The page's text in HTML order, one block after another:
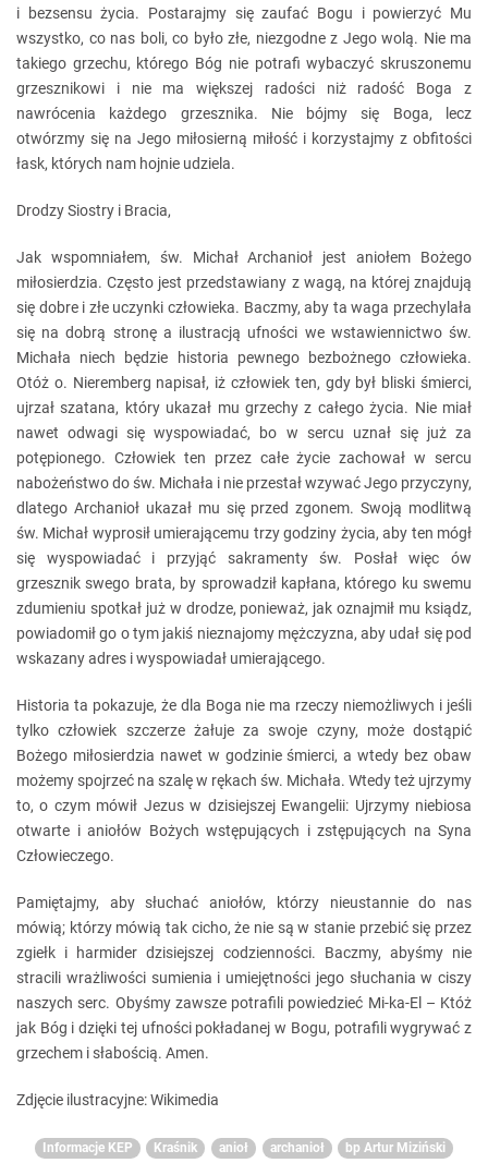
i bezsensu życia. Postarajmy się zaufać Bogu i powierzyć Mu
wszystko, co nas boli, co było złe, niezgodne z Jego wolą. Nie ma
takiego grzechu, którego Bóg nie potrafi wybaczyć skruszonemu
grzesznikowi i nie ma większej radości niż radość Boga z
nawrócenia każdego grzesznika. Nie bójmy się Boga, lecz
otwórzmy się na Jego miłosierną miłość i korzystajmy z obfitości
łask, których nam hojnie udziela.
Drodzy Siostry i Bracia,
Jak wspomniałem, św. Michał Archanioł jest aniołem Bożego
miłosierdzia. Często jest przedstawiany z wagą, na której znajdują
się dobre i złe uczynki człowieka. Baczmy, aby ta waga przechylała
się na dobrą stronę a ilustracją ufności we wstawiennictwo św.
Michała niech będzie historia pewnego bezbożnego człowieka.
Otóż o. Nieremberg napisał, iż człowiek ten, gdy był bliski śmierci,
ujrzał szatana, który ukazał mu grzechy z całego życia. Nie miał
nawet odwagi się wyspowiadać, bo w sercu uznał się już za
potępionego. Człowiek ten przez całe życie zachował w sercu
nabożeństwo do św. Michała i nie przestał wzywać Jego przyczyny,
dlatego Archanioł ukazał mu się przed zgonem. Swoją modlitwą
św. Michał wyprosił umierającemu trzy godziny życia, aby ten mógł
się wyspowiadać i przyjąć sakramenty św. Posłał więc ów
grzesznik swego brata, by sprowadził kapłana, którego ku swemu
zdumieniu spotkał już w drodze, ponieważ, jak oznajmił mu ksiądz,
powiadomił go o tym jakiś nieznajomy mężczyzna, aby udał się pod
wskazany adres i wyspowiadał umierającego.
Historia ta pokazuje, że dla Boga nie ma rzeczy niemożliwych i jeśli
tylko człowiek szczerze żałuje za swoje czyny, może dostąpić
Bożego miłosierdzia nawet w godzinie śmierci, a wtedy bez obaw
możemy spojrzeć na szalę w rękach św. Michała. Wtedy też ujrzymy
to, o czym mówił Jezus w dzisiejszej Ewangelii: Ujrzymy niebiosa
otwarte i aniołów Bożych wstępujących i zstępujących na Syna
Człowieczego.
Pamiętajmy, aby słuchać aniołów, którzy nieustannie do nas
mówią; którzy mówią tak cicho, że nie są w stanie przebić się przez
zgiełk i harmider dzisiejszej codzienności. Baczmy, abyśmy nie
stracili wrażliwości sumienia i umiejętności jego słuchania w ciszy
naszych serc. Obyśmy zawsze potrafili powiedzieć Mi-ka-El – Któż
jak Bóg i dzięki tej ufności pokładanej w Bogu, potrafili wygrywać z
grzechem i słabością. Amen.
Zdjęcie ilustracyjne: Wikimedia
Informacje KEP Kraśnik anioł archanioł bp Artur Miziński